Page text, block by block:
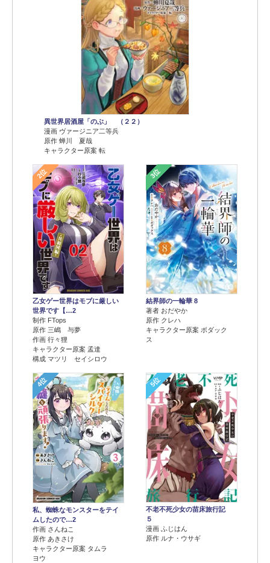
異世界居酒屋「のぶ」 （２２）
漫画 ヴァージニア二等兵
原作 蝉川 夏哉
キャラクター原案 転
2位
乙女ゲー世界はモブに厳しい
世界です【…2
制作 FTops
原作 三嶋 与夢
作画 行々狸
キャラクター原案 孟達
構成 マツリ セイシロウ
3位
結界師の一輪華 8
著者 おだやか
原作 クレハ
キャラクター原案 ボダック
ス
4位
私、蜘蛛なモンスターをテイ
ムしたので…2
作画 さんねこ
原作 あきさけ
キャラクター原案 タムラ
ヨウ
5位
不老不死少女の苗床旅行記
５
漫画 ふじはん
原作 ルナ・ウサギ